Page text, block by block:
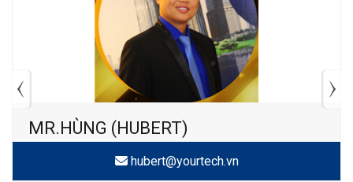
MR.HÙNG (HUBERT)
hubert@yourtech.vn